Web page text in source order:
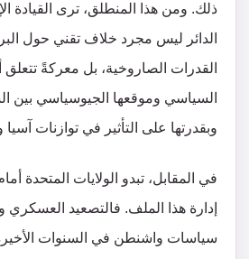
ذلك. ومن هذا المنطلق، ترى القيادة
الدائر ليس مجرد خلاف تقني حول
القدرات الصاروخية، بل معركةً تتعلق
السياسي وموقعها الجيوسياسي بين
وبقدرتها على التأثير في توازنات
في المقابل، تبدو الولايات المتحدة
إدارة هذا الملف. فالتصعيد
سياسات واشنطن في السنوات